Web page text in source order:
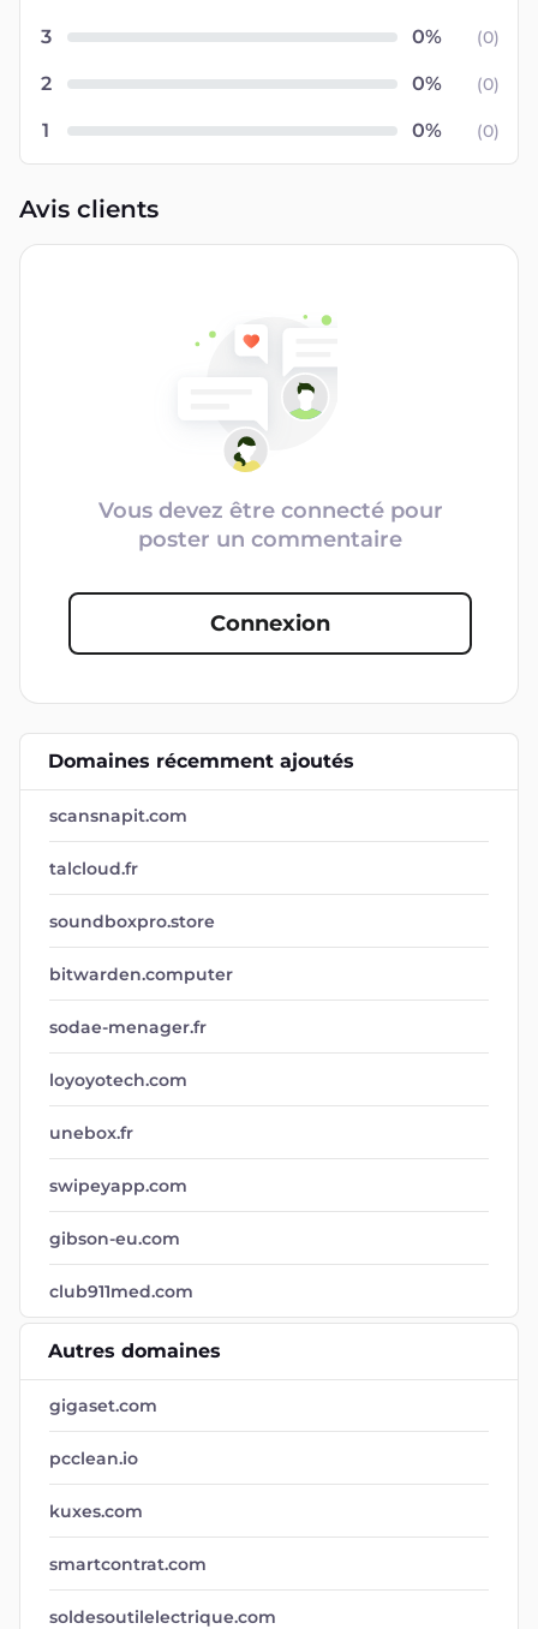
3 (0)
2 (0)
1 (0)
Avis clients
Vous devez être connecté pour
poster un commentaire
Connexion
Domaines récemment ajoutés
scansnapit.com
talcloud.fr
soundboxpro.store
bitwarden.computer
sodae-menager.fr
loyoyotech.com
unebox.fr
swipeyapp.com
gibson-eu.com
club911med.com
Autres domaines
gigaset.com
pcclean.io
kuxes.com
smartcontrat.com
soldesoutilelectrique.com